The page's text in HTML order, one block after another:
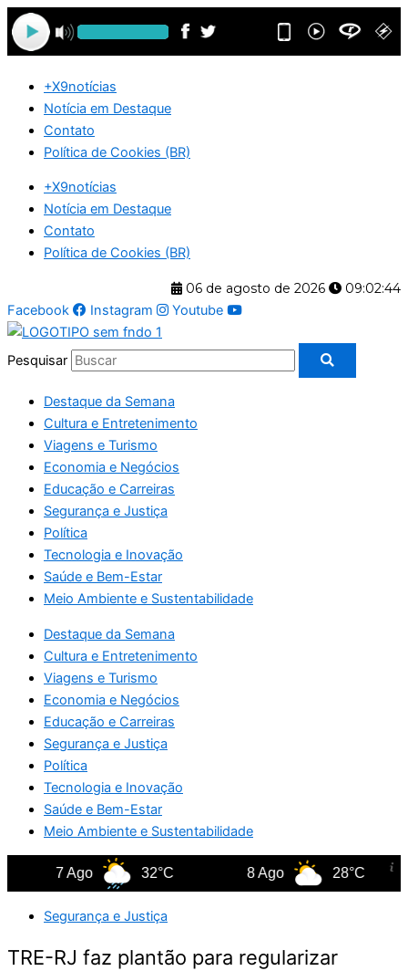
Ir
para
o
+X9notícias
Notícia em Destaque
Contato
Política de Cookies (BR)
+X9notícias
Notícia em Destaque
Contato
Política de Cookies (BR)
06 de agosto de 2026
09:02:45
Facebook
Instagram Youtube
Pesquisar
Destaque da Semana
Cultura e Entretenimento
Viagens e Turismo
Economia e Negócios
Educação e Carreiras
Segurança e Justiça
Política
Tecnologia e Inovação
Saúde e Bem-Estar
Meio Ambiente e Sustentabilidade
Destaque da Semana
Cultura e Entretenimento
Viagens e Turismo
Economia e Negócios
Educação e Carreiras
Segurança e Justiça
Política
Tecnologia e Inovação
Saúde e Bem-Estar
Meio Ambiente e Sustentabilidade
7 Ago 32°C 8 Ago 28°C
Segurança e Justiça
TRE-RJ faz plantão para regularizar